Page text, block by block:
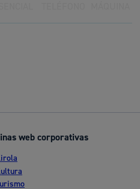
web corporativas